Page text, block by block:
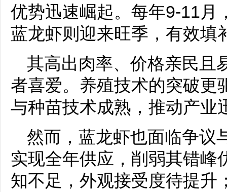
优势迅速崛起。每年9-11月
蓝龙虾则迎来旺季，有效填
其高出肉率、价格亲民且
者喜爱。养殖技术的突破更
与种苗技术成熟，推动产业
然而，蓝龙虾也面临争议
实现全年供应，削弱其错峰
知不足，外观接受度待提升